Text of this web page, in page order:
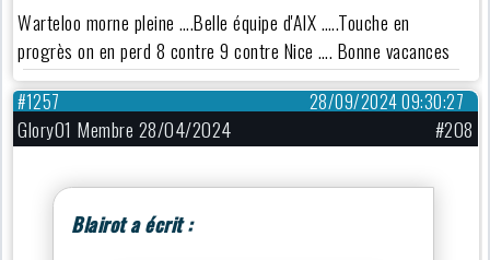
Warteloo morne pleine ….Belle équipe d'AIX …..Touche en
progrès on en perd 8 contre 9 contre Nice …. Bonne vacances
28/09/2024 09:30:27
#1257
Glory01 Membre 28/04/2024 #208
Blairot a écrit :